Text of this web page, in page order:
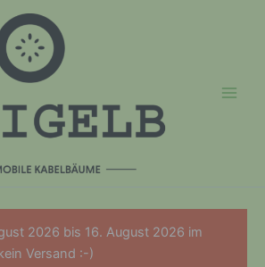
2026 bis 16. August 2026 im
Versand :-)